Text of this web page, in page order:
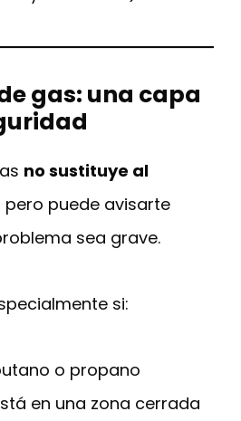
gas: una capa
no sustituye al
pero puede avisarte
sea grave.
si:
o propano
en una zona cerrada